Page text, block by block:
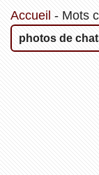
Accueil - Mots
photos de